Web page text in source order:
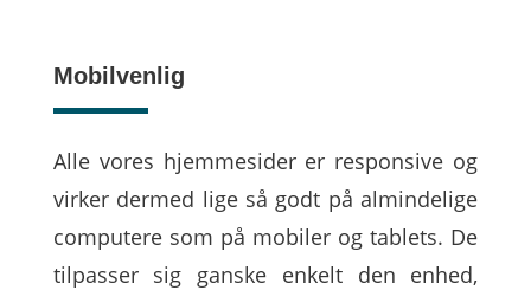
Mobilvenlig
Alle vores hjemmesider er responsive og
virker dermed lige så godt på almindelige
computere som på mobiler og tablets. De
tilpasser sig ganske enkelt den enhed,